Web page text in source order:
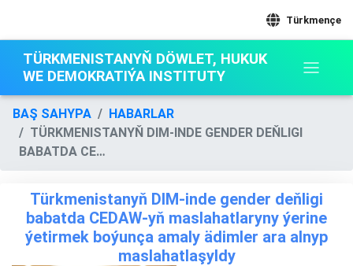
Türkmençe
TÜRKMENISTANYŇ DÖWLET, HUKUK
WE DEMOKRATIÝA INSTITUTY
BAŞ SAHYPA
HABARLAR
TÜRKMENISTANYŇ DIM-INDE GENDER DEŇLIGI
BABATDA CE…
Türkmenistanyň DIM-inde gender deňligi
babatda CEDAW-yň maslahatlaryny ýerine
ýetirmek boýunça amaly ädimler ara alnyp
maslahatlaşyldy